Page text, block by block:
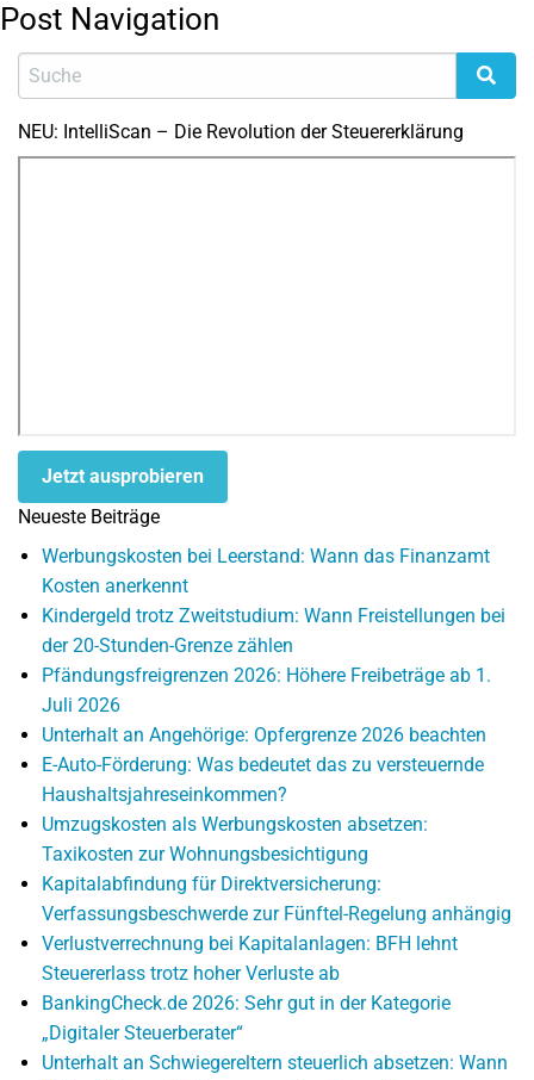
Post Navigation
NEU: IntelliScan – Die Revolution der Steuererklärung
Jetzt ausprobieren
Neueste Beiträge
Werbungskosten bei Leerstand: Wann das Finanzamt
Kosten anerkennt
Kindergeld trotz Zweitstudium: Wann Freistellungen bei
der 20-Stunden-Grenze zählen
Pfändungsfreigrenzen 2026: Höhere Freibeträge ab 1.
Juli 2026
Unterhalt an Angehörige: Opfergrenze 2026 beachten
E-Auto-Förderung: Was bedeutet das zu versteuernde
Haushaltsjahreseinkommen?
Umzugskosten als Werbungskosten absetzen:
Taxikosten zur Wohnungsbesichtigung
Kapitalabfindung für Direktversicherung:
Verfassungsbeschwerde zur Fünftel-Regelung anhängig
Verlustverrechnung bei Kapitalanlagen: BFH lehnt
Steuererlass trotz hoher Verluste ab
BankingCheck.de 2026: Sehr gut in der Kategorie
„Digitaler Steuerberater“
Unterhalt an Schwiegereltern steuerlich absetzen: Wann